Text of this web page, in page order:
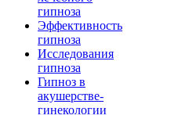
гипноза
Эффективность
гипноза
Исследования
гипноза
Гипноз в
акушерстве-
гинекологии